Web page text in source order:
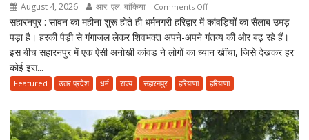
की
मौत
August 4, 2026 आर. एल. बांकिया Comments Offon
मां
को
पालकी
बैठाकर
यात्रा
पर
सहारनपुर : सावन का महीना शुरू होते ही धर्मनगरी हरिद्वार में कांवड़ियों का सैलाब उमड़
पड़ा है। हरकी पैड़ी से गंगाजल लेकर शिवभक्त अपने-अपने गंतव्य की ओर बढ़ रहे हैं।
इस बीच सहारनपुर में एक ऐसी अनोखी कांवड़ ने लोगों का ध्यान खींचा, जिसे देखकर हर
कोई इस...
Featured उत्तर प्रदेश धर्म राज्य सहारनपुर हरियाणा हरियाणा